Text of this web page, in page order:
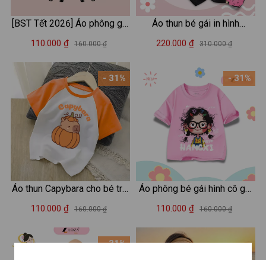
[BST Tết 2026] Áo phông gia
đình "Tết trong tôi là" - Áo
5 người - Loza GĐ3522
110.000 ₫ 160.000 ₫
- 31%
Áo thun Capybara cho bé trai
và bé gái cân nặng từ 15-
Loza G0207
110.000 ₫ 160.000 ₫
- 31%
Áo thun bé gái in hình
Labubu - Mã CA004
220.000 ₫ 310.000 ₫
- 31%
Áo phông bé gái hình cô gái
Hangxi Hottrend - Loza Kids
110.000 ₫ 160.000 ₫